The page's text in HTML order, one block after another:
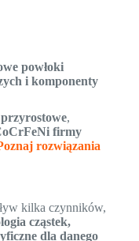
powłoki
i komponenty
,
firmy
rozwiązania
kilka czynników,
cząstek,
dla danego